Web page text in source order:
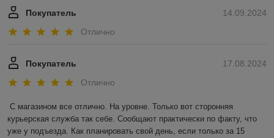
14.09.2024
Покупатель
Отлично
17.08.2024
Покупатель
Отлично
С магазином все отлично. На уровне. Только вот сторонняя
курьерская служба так себе. Сообщают практически по факту, что
уже у подъезда. Как планировать свой день, если только за 15